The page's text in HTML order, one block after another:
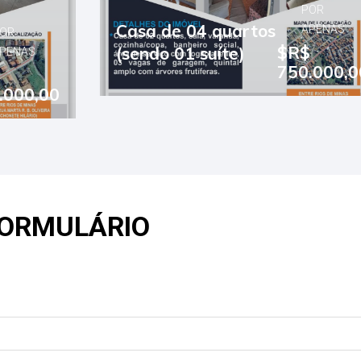
Casa de 04 quartos
(sendo 01 suíte)
POR
APENAS
$R$
750.000,00